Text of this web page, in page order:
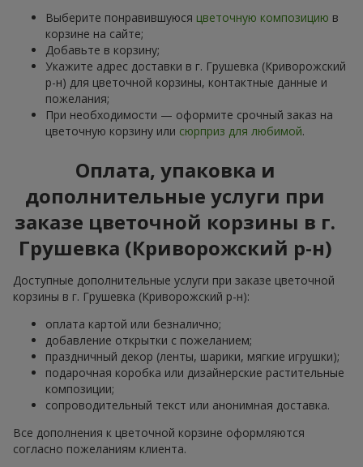
Выберите понравившуюся цветочную композицию в
корзине на сайте;
Добавьте в корзину;
Укажите адрес доставки в г. Грушевка (Криворожский
р-н) для цветочной корзины, контактные данные и
пожелания;
При необходимости — оформите срочный заказ на
цветочную корзину или сюрприз для любимой.
Оплата, упаковка и
дополнительные услуги при
заказе цветочной корзины в г.
Грушевка (Криворожский р-н)
Доступные дополнительные услуги при заказе цветочной
корзины в г. Грушевка (Криворожский р-н):
оплата картой или безналично;
добавление открытки с пожеланием;
праздничный декор (ленты, шарики, мягкие игрушки);
подарочная коробка или дизайнерские растительные
композиции;
сопроводительный текст или анонимная доставка.
Все дополнения к цветочной корзине оформляются
согласно пожеланиям клиента.